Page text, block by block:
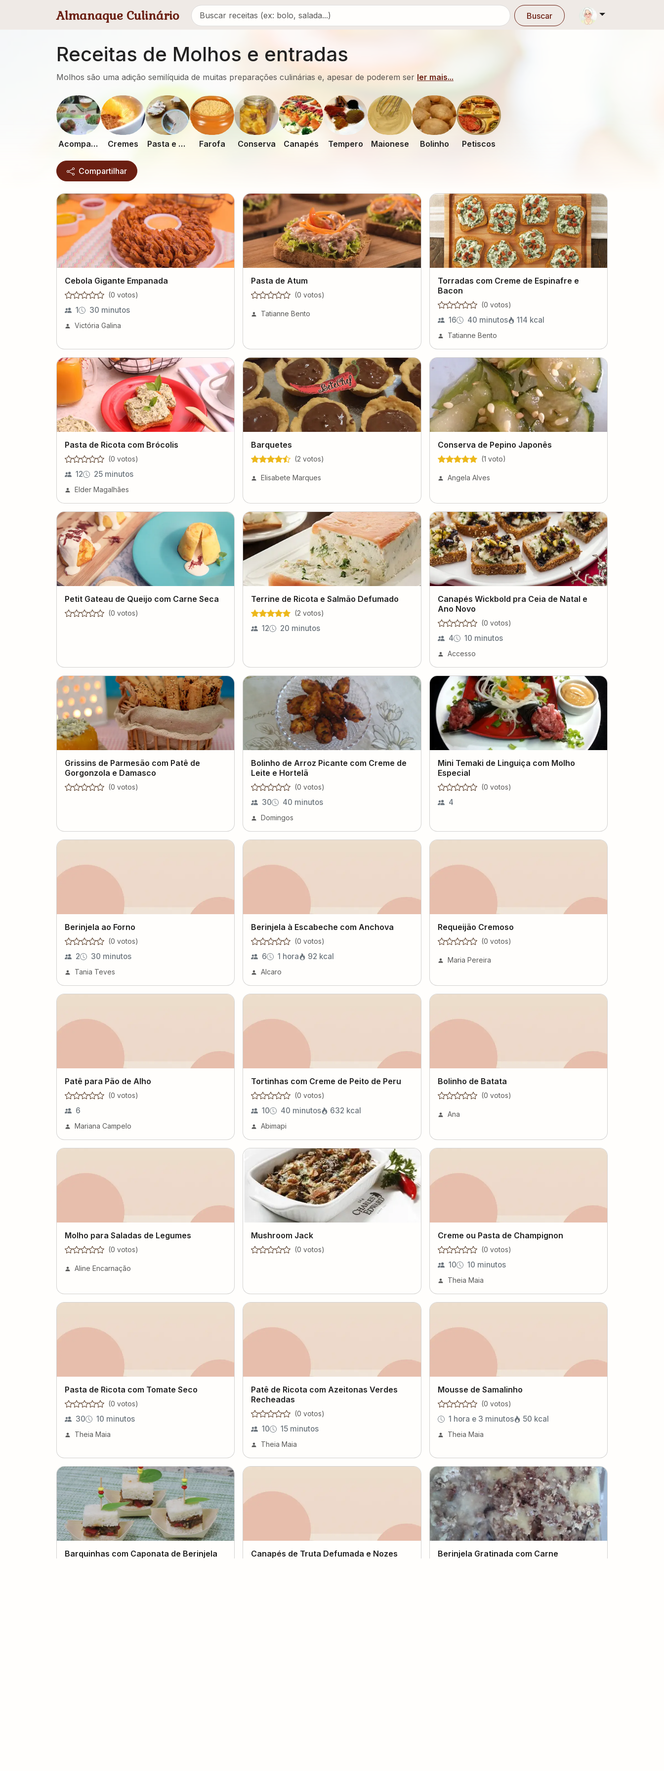
Almanaque Culinário Buscar
Receitas de Molhos e entradas
Molhos são uma adição semilíquida de muitas preparações culinárias e, apesar de poderem ser ler mais...
Acompanhamentos Cremes Pasta e Patê Farofa Conserva Canapés Tempero Maionese Bolinho Petiscos
Compartilhar
Cebola Gigante Empanada
(0 votos)
1 30 minutos
Victória Galina
Pasta de Atum
(0 votos)
Tatianne Bento
Torradas com Creme de Espinafre e
Bacon
(0 votos)
16 40 minutos 114 kcal
Tatianne Bento
Pasta de Ricota com Brócolis
(0 votos)
12 25 minutos
Elder Magalhães
Barquetes
(2 votos)
Elisabete Marques
Conserva de Pepino Japonês
(1 voto)
Angela Alves
Petit Gateau de Queijo com Carne Seca
(0 votos)
Terrine de Ricota e Salmão Defumado
(2 votos)
12 20 minutos
Canapés Wickbold pra Ceia de Natal e
Ano Novo
(0 votos)
4 10 minutos
Accesso
Grissins de Parmesão com Patê de
Gorgonzola e Damasco
(0 votos)
Bolinho de Arroz Picante com Creme de
Leite e Hortelã
(0 votos)
30 40 minutos
Domingos
Mini Temaki de Linguiça com Molho
Especial
(0 votos)
4
Berinjela ao Forno
(0 votos)
2 30 minutos
Tania Teves
Berinjela à Escabeche com Anchova
(0 votos)
6 1 hora 92 kcal
Alcaro
Requeijão Cremoso
(0 votos)
Maria Pereira
Patê para Pão de Alho
(0 votos)
6
Mariana Campelo
Tortinhas com Creme de Peito de Peru
(0 votos)
10 40 minutos 632 kcal
Abimapi
Bolinho de Batata
(0 votos)
Ana
Molho para Saladas de Legumes
(0 votos)
Aline Encarnação
Mushroom Jack
(0 votos)
Creme ou Pasta de Champignon
(0 votos)
10 10 minutos
Theia Maia
Pasta de Ricota com Tomate Seco
(0 votos)
30 10 minutos
Theia Maia
Patê de Ricota com Azeitonas Verdes
Recheadas
(0 votos)
10 15 minutos
Theia Maia
Mousse de Samalinho
(0 votos)
1 hora e 3 minutos 50 kcal
Theia Maia
Barquinhas com Caponata de Berinjela
Canapés de Truta Defumada e Nozes
Berinjela Gratinada com Carne